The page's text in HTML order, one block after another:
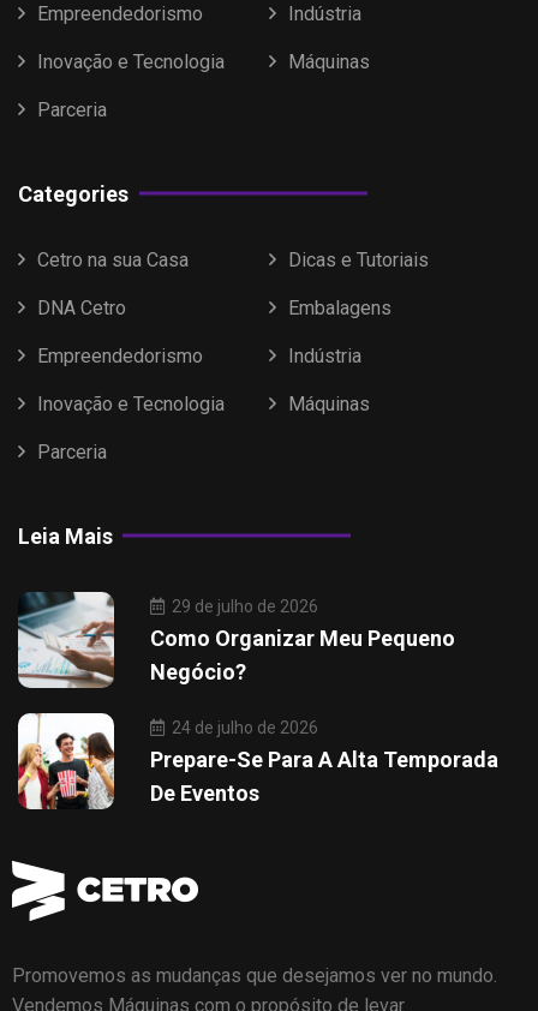
Empreendedorismo Indústria
Inovação e Tecnologia Máquinas
Parceria
Categories
Cetro na sua Casa Dicas e Tutoriais
DNA Cetro Embalagens
Empreendedorismo Indústria
Inovação e Tecnologia Máquinas
Parceria
Leia Mais
29 de julho de 2026
Como Organizar Meu Pequeno
Negócio?
24 de julho de 2026
Prepare-Se Para A Alta Temporada
De Eventos
Promovemos as mudanças que desejamos ver no mundo.
Vendemos Máquinas com o propósito de levar